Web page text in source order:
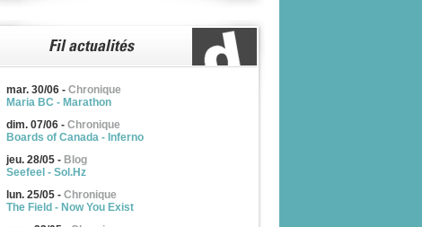
mar. 30/06 - Chronique
Maria BC - Marathon
dim. 07/06 - Chronique
Boards of Canada - Inferno
jeu. 28/05 - Blog
Seefeel - Sol.Hz
lun. 25/05 - Chronique
The Field - Now You Exist